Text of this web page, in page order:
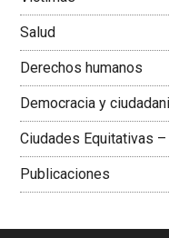
Salud
Derechos humanos
Democracia y
Ciudades Equitativas
Publicaciones